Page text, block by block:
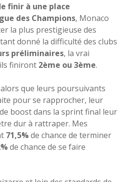
finir à une place
des Champions, Monaco
la plus prestigieuse des
donné la difficulté des clubs
préliminaires, la vrai
finiront 2ème ou 3ème.
que leurs poursuivants
pour se rapprocher, leur
boost dans la sprint final leur
dur à rattraper. Mes
71,5%de chance de terminer
de chance de se faire